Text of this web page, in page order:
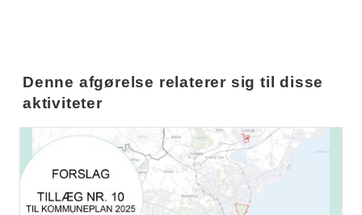
Denne afgørelse relaterer sig til disse
aktiviteter